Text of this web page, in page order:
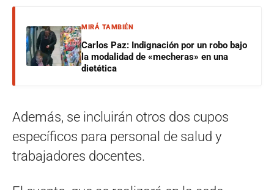
MIRÁ TAMBIÉN
Carlos Paz: Indignación por un robo bajo
la modalidad de «mecheras» en una
dietética
Además, se incluirán otros dos cupos
específicos para personal de salud y
trabajadores docentes.